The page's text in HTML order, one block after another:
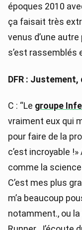
époques 2010
ça faisait très
venus d’une
s’est rassemblés
DFR :
C : “Le groupe
vraiment eux qui
pour faire de la
c’est incroyable
comme la
C’est mes plus
m’a beaucoup
notamment., ou